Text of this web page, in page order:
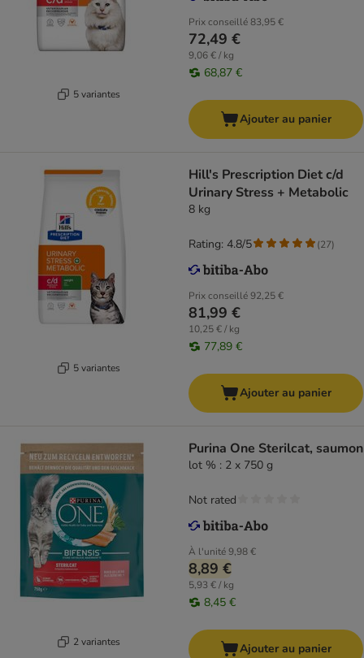
5 variantes
Prix conseillé83,95 €
72,49 €
9,06 € / kg
68,87 €
Ajouter au panier
5 variantes
Hill's Prescription Diet c/d
Urinary Stress + Metabolic
8 kg
Prix conseillé92,25 €
81,99 €
10,25 € / kg
77,89 €
Rating: 4.8/5 (27)
Ajouter au panier
2 variantes
Purina One Sterilcat, saumon
lot % : 2 x 750 g
À l'unité9,98 €
8,89 €
5,93 € / kg
8,45 €
Not rated
Ajouter au panier